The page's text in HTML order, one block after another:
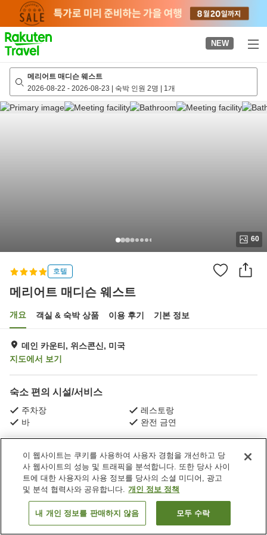
page
NEW
메리어트 매디슨 웨스트
2026-08-22 - 2026-08-23 | 숙박 인원 2명 | 1개
60
호텔
메리어트 매디슨 웨스트
개요 객실 & 숙박 상품 이용 후기 기본 정보
데인 카운티, 위스콘신, 미국
지도에서 보기
숙소 편의 시설/서비스
주차장
레스토랑
바
완전 금연
미국 위스콘신 데인 카운티 메리어트 매디슨 웨스트
객실 보기
이 웹사이트는 쿠키를 사용하여 사용자 경험을 개선하고 당
사 웹사이트의 성능 및 트래픽을 분석합니다. 또한 당사 사이
트에 대한 사용자의 사용 정보를 당사의 소셜 미디어, 광고
및 분석 협력사와 공유합니다. 개인 정보 정책
내 개인 정보를 판매하지 않음 모두 수락